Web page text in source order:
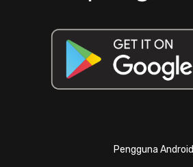
Pengguna Android